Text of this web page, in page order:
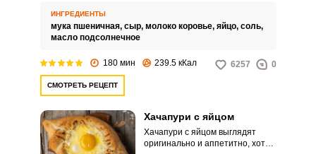
самостоятельно регулировать
его количества, чем больше
ИНГРЕДИЕНТЫ
мука пшеничная, сыр, молоко коровье, яйцо, соль,
масло подсолнечное
180 мин 239.5 кКал 6257 0
СМОТРЕТЬ РЕЦЕПТ
Хачапури с яйцом
Хачапури с яйцом выглядят
оригинально и аппетитно, хотя